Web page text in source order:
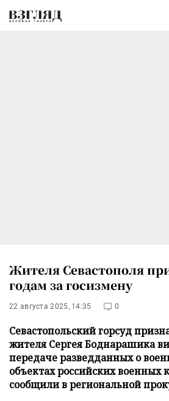
Жителя Севастополя
годам за госизмену
22 августа 2025, 14:35 0
Севастопольский горсуд
жителя Сергея Боднарашика
передаче разведданных о
объектах российских военных
сообщили в региональной